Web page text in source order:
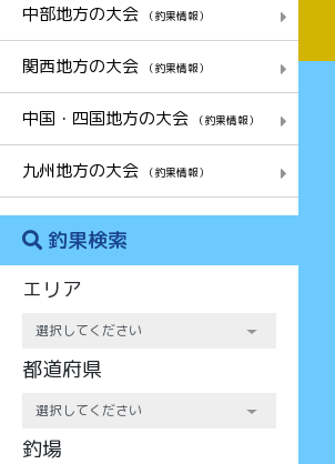
中部地方の大会 （釣果情報）
関西地方の大会 （釣果情報）
中国・四国地方の大会 （釣果情報）
九州地方の大会 （釣果情報）
釣果検索
エリア
都道府県
釣場
チャンス